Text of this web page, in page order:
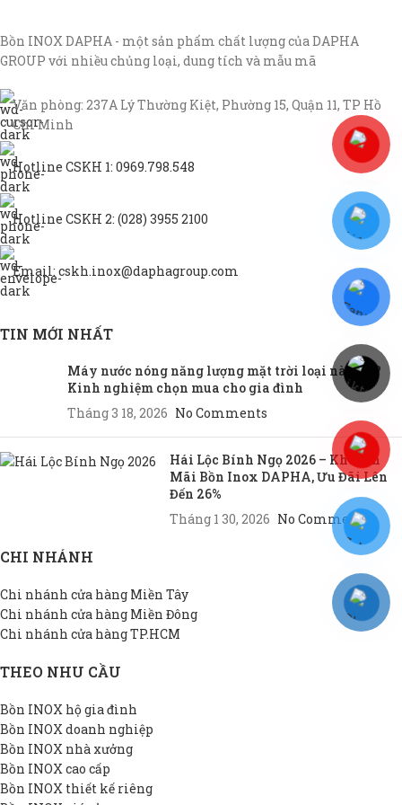
Bồn INOX DAPHA - một sản phẩm chất lượng của DAPHA
GROUP với nhiều chủng loại, dung tích và mẫu mã
Văn phòng: 237A Lý Thường Kiệt, Phường 15, Quận 11, TP Hồ
Chí Minh
Hotline CSKH 1: 0969.798.548
Hotline CSKH 2: (028) 3955 2100
Email: cskh.inox@daphagroup.com
TIN MỚI NHẤT
Máy nước nóng năng lượng mặt trời loại nào tốt?
Kinh nghiệm chọn mua cho gia đình
Tháng 3 18, 2026 No Comments
Hái Lộc Bính Ngọ 2026 – Khuyến
Mãi Bồn Inox DAPHA, Ưu Đãi Lên
Đến 26%
Tháng 1 30, 2026 No Comments
CHI NHÁNH
Chi nhánh cửa hàng Miền Tây
Chi nhánh cửa hàng Miền Đông
Chi nhánh cửa hàng TP.HCM
THEO NHU CẦU
Bồn INOX hộ gia đình
Bồn INOX doanh nghiệp
Bồn INOX nhà xưởng
Bồn INOX cao cấp
Bồn INOX thiết kế riêng